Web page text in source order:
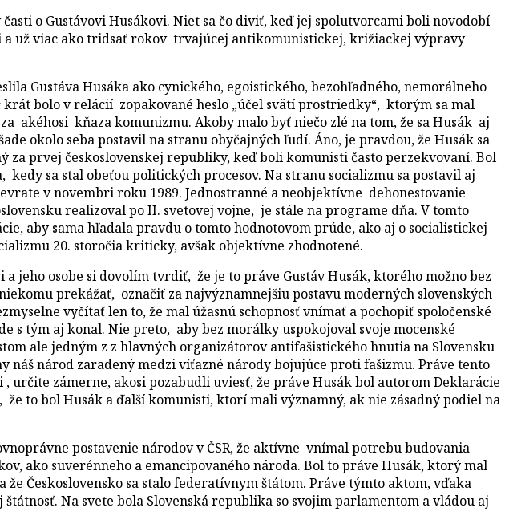
o Gustávovi Husákovi. Niet sa čo diviť, keď jej spolutvorcami boli novodobí
už viac ako tridsať rokov trvajúcej antikomunistickej, križiackej výpravy
Gustáva Husáka ako cynického, egoistického, bezohľadného, nemorálneho
bolo v relácií zopakované heslo „účel svätí prostriedky“, ktorým sa mal
akéhosi kňaza komunizmu. Akoby malo byť niečo zlé na tom, že sa Husák aj
okolo seba postavil na stranu obyčajných ľudí. Áno, je pravdou, že Husák sa
prvej československej republiky, keď boli komunisti často perzekvovaní. Bol
sa stal obeťou politických procesov. Na stranu socializmu sa postavil aj
v novembri roku 1989. Jednostranné a neobjektívne dehonestovanie
realizoval po II. svetovej vojne, je stále na programe dňa. V tomto
aby sama hľadala pravdu o tomto hodnotovom prúde, ako aj o socialistickej
20. storočia kriticky, avšak objektívne zhodnotené.
jeho osobe si dovolím tvrdiť, že je to práve Gustáv Husák, ktorého možno bez
prekážať, označiť za najvýznamnejšiu postavu moderných slovenských
vyčítať len to, že mal úžasnú schopnosť vnímať a pochopiť spoločenské
s tým aj konal. Nie preto, aby bez morálky uspokojoval svoje mocenské
ale jedným z z hlavných organizátorov antifašistického hnutia na Slovensku
náš národ zaradený medzi víťazné národy bojujúce proti fašizmu. Práve tento
zámerne, akosi pozabudli uviesť, že práve Husák bol autorom Deklarácie
to bol Husák a ďalší komunisti, ktorí mali významný, ak nie zásadný podiel na
postavenie národov v ČSR, že aktívne vnímal potrebu budovania
ako suverénneho a emancipovaného národa. Bol to práve Husák, ktorý mal
Československo sa stalo federatívnym štátom. Práve týmto aktom, vďaka
Na svete bola Slovenská republika so svojim parlamentom a vládou aj